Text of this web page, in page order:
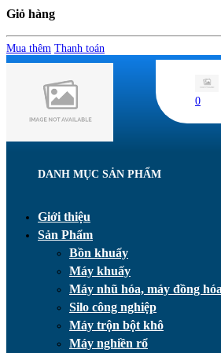
Giỏ hàng
Mua thêm Thanh toán
0
DANH MỤC SẢN PHẨM
Giới thiệu
Sản Phẩm
Bồn khuấy
Máy khuấy
Máy nhũ hóa, máy đồng hóa
Silo công nghiệp
Máy trộn bột khô
Máy nghiền rổ